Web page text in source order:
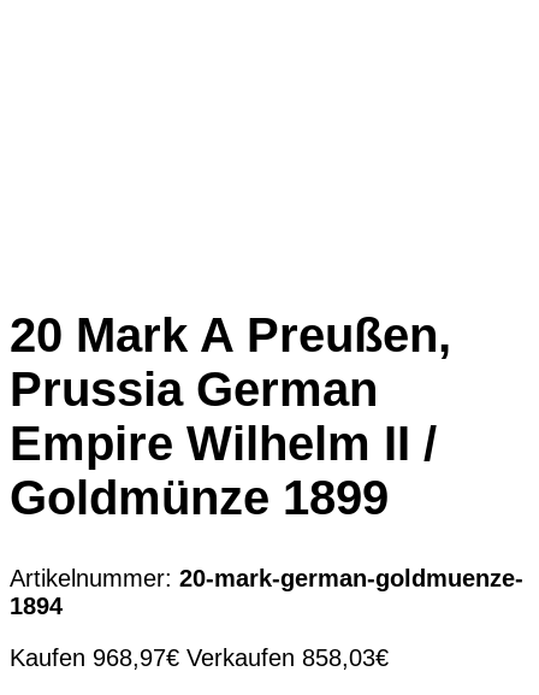
20 Mark A Preußen,
Prussia German
Empire Wilhelm II /
Goldmünze 1899
Artikelnummer: 20-mark-german-goldmuenze-
1894
Kaufen 968,97€ Verkaufen 858,03€